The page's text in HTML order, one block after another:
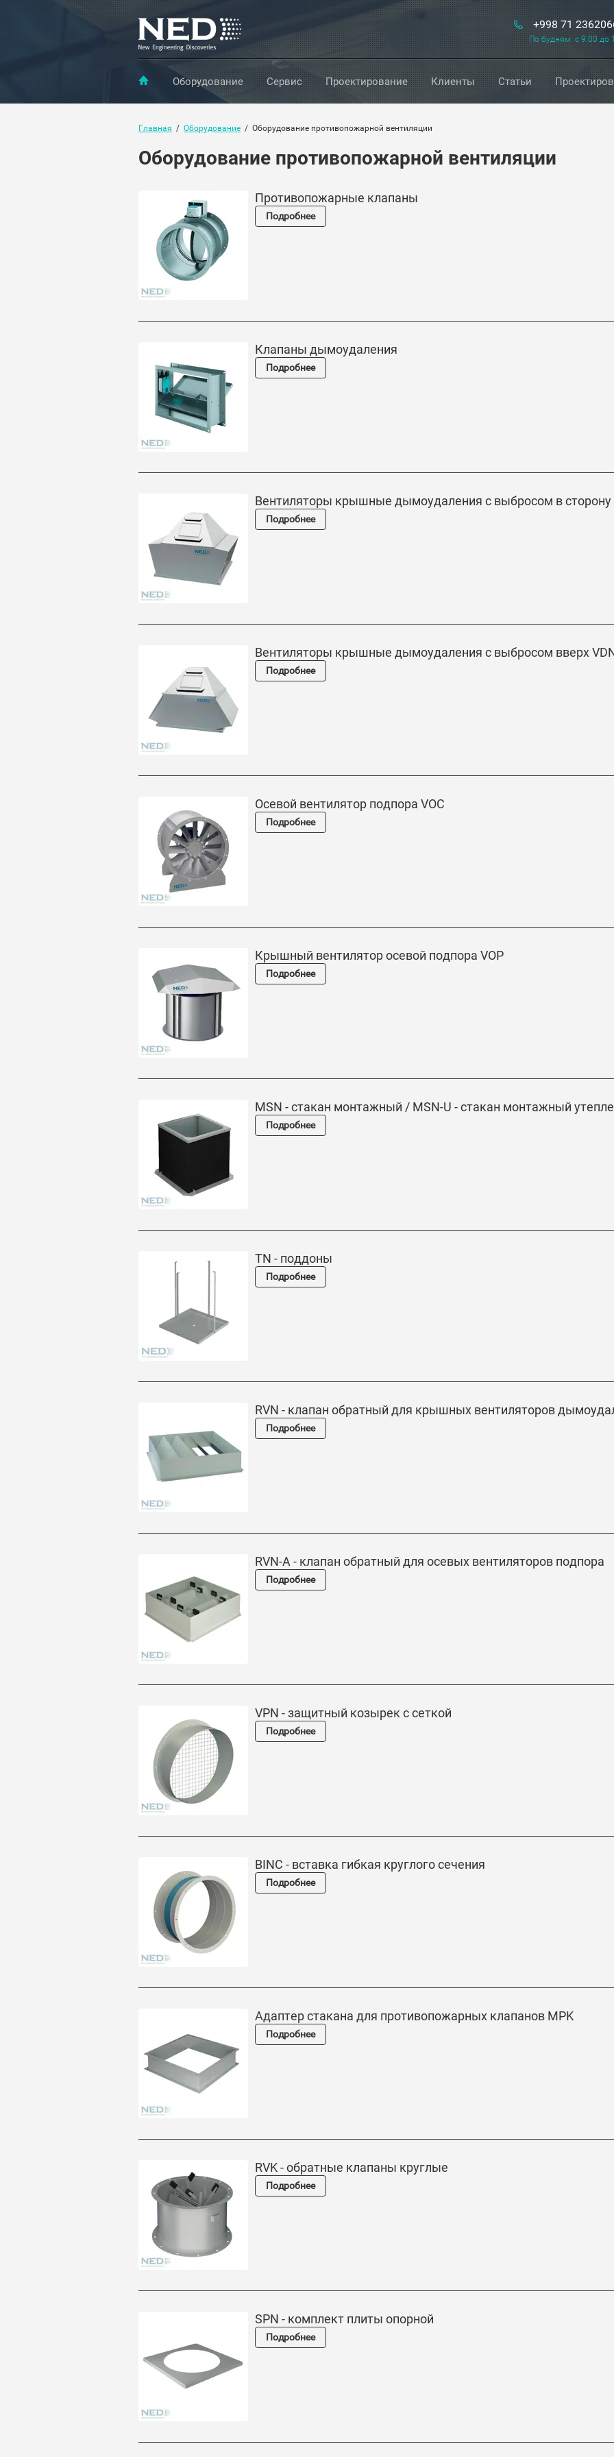
+998 71
По будням: с 9.00 до
Оборудование Сервис Проектирование Клиенты Статьи
Главная
  /
Оборудование
  /  Оборудование противопожарной вентиляции
Оборудование противопожарной вентиляции
Противопожарные клапаны
Подробнее
Клапаны дымоудаления
Подробнее
Вентиляторы крышные дымоудаления с выбросом в сторону
Подробнее
Вентиляторы крышные дымоудаления с выбросом вверх
Подробнее
Осевой вентилятор подпора VOC
Подробнее
Крышный вентилятор осевой подпора VOP
Подробнее
MSN - cтакан монтажный / MSN-U - cтакан монтажный
Подробнее
TN - поддоны
Подробнее
RVN - клапан обратный для крышных вентиляторов
Подробнее
RVN-A - клапан обратный для осевых вентиляторов подпора
Подробнее
VPN - защитный козырек с сеткой
Подробнее
BINC - вставка гибкая круглого сечения
Подробнее
Адаптер стакана для противопожарных клапанов MPK
Подробнее
RVK - обратные клапаны круглые
Подробнее
SPN - комплект плиты опорной
Подробнее